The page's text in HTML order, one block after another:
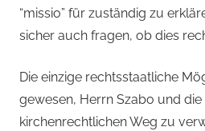
“missio” für zuständig zu
sicher auch fragen, ob dies
Die einzige rechtsstaatliche
gewesen, Herrn Szabo und
kirchenrechtlichen Weg zu